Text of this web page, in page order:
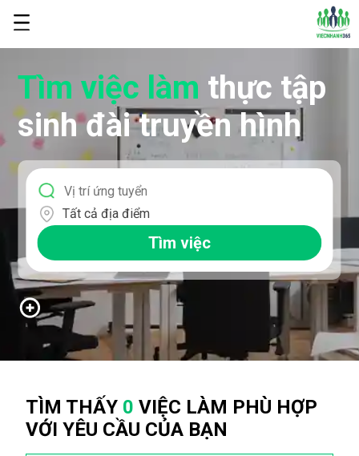
Tìm việc làm thực tập
sinh đài truyền hình
Tất cả địa điểm
Tìm việc
TÌM THẤY 0 VIỆC LÀM PHÙ HỢP
VỚI YÊU CẦU CỦA BẠN